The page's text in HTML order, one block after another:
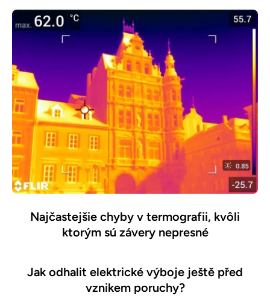
Najčastejšie chyby v termografii, kvôli
ktorým sú závery nepresné
Jak odhalit elektrické výboje ještě před
vznikem poruchy?